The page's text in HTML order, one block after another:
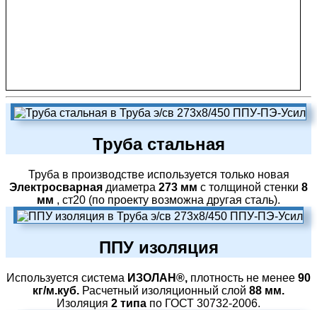
Труба стальная
Труба в производстве используется только новая
Электросварная диаметра 273 мм с толщиной стенки 8
мм , ст20 (по проекту возможна другая сталь).
ППУ изоляция
Используется система ИЗОЛАН®, плотность не менее 90
кг/м.куб. Расчетный изоляционный слой 88 мм.
Изоляция 2 типа по ГОСТ 30732-2006.